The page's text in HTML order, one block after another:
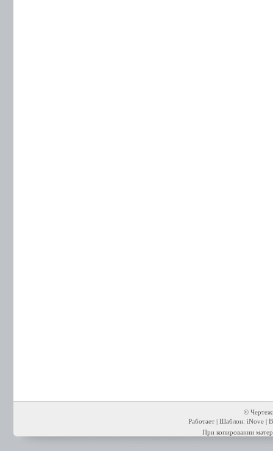
©
Работает | Шаблон: iNove |
При копировании